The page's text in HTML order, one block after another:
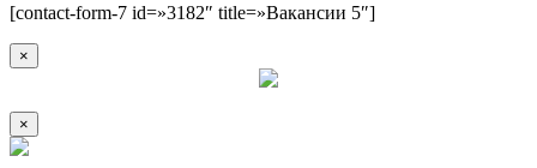
[contact-form-7 id=»3182″ title=»Вакансии 5″]
×
×